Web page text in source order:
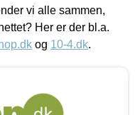
vi alle sammen,
Her er der bl.a.
og 10-4.dk.